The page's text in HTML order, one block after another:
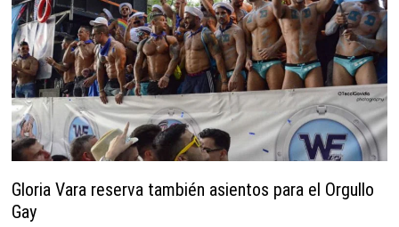
Gloria Vara reserva también asientos para el Orgullo
Gay